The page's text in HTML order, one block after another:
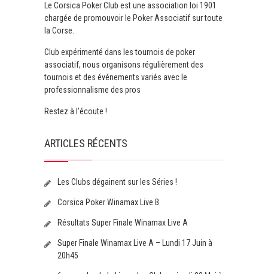
Le Corsica Poker Club est une association loi 1901
chargée de promouvoir le Poker Associatif sur toute
la Corse.
Club expérimenté dans les tournois de poker
associatif, nous organisons régulièrement des
tournois et des événements variés avec le
professionnalisme des pros
Restez à l'écoute !
ARTICLES RÉCENTS
Les Clubs dégainent sur les Séries !
Corsica Poker Winamax Live B
Résultats Super Finale Winamax Live A
Super Finale Winamax Live A – Lundi 17 Juin à
20h45